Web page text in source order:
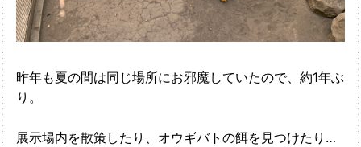
昨年も夏の間は同じ場所にお邪魔していたので、約1年ぶ
り。
展示場内を散策したり、オウギバトの餌を見つけたり…